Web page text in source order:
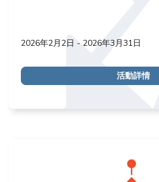
2026年2月2日 - 2026年3月31日
活動詳情